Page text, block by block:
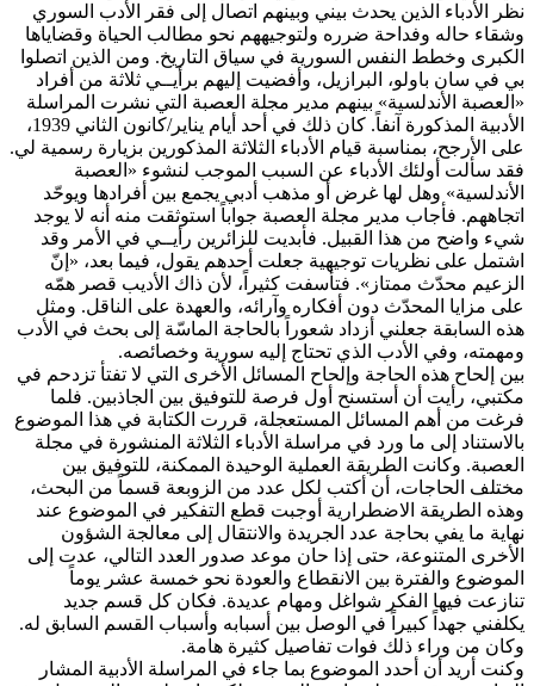
نظر الأدباء الذين يحدث بيني وبينهم اتصال إلى فقر الأدب السوري
وشقاء حاله وفداحة ضرره ولتوجيههم نحو مطالب الحياة وقضاياها
الكبرى وخطط النفس السورية في سياق التاريخ. ومن الذين اتصلوا
بي في سان باولو، البرازيل، وأفضيت إليهم برأيــي ثلاثة من أفراد
«العصبة الأندلسية» بينهم مدير مجلة العصبة التي نشرت المراسلة
الأدبية المذكورة آنفاً. كان ذلك في أحد أيام يناير/كانون الثاني 1939،
على الأرجح، بمناسبة قيام الأدباء الثلاثة المذكورين بزيارة رسمية لي.
فقد سألت أولئك الأدباء عن السبب الموجب لنشوء «العصبة
الأندلسية» وهل لها غرض أو مذهب أدبي يجمع بين أفرادها ويوحّد
اتجاههم. فأجاب مدير مجلة العصبة جواباً استوثقت منه أنه لا يوجد
شيء واضح من هذا القبيل. فأبديت للزائرين رأيــي في الأمر وقد
اشتمل على نظريات توجيهية جعلت أحدهم يقول، فيما بعد، «إنّ
الزعيم محدّث ممتاز». فتأسفت كثيراً، لأن ذاك الأديب قصر همّه
على مزايا المحدّث دون أفكاره وآرائه، والعهدة على الناقل. ومثل
هذه السابقة جعلني أزداد شعوراً بالحاجة الماسّة إلى بحث في الأدب
ومهمته، وفي الأدب الذي تحتاج إليه سورية وخصائصه.
بين إلحاح هذه الحاجة وإلحاح المسائل الأخرى التي لا تفتأ تزدحم في
مكتبي، رأيت أن أستسنح أول فرصة للتوفيق بين الجاذبين. فلما
فرغت من أهم المسائل المستعجلة، قررت الكتابة في هذا الموضوع
بالاستناد إلى ما ورد في مراسلة الأدباء الثلاثة المنشورة في مجلة
العصبة. وكانت الطريقة العملية الوحيدة الممكنة، للتوفيق بين
مختلف الحاجات، أن أكتب لكل عدد من الزوبعة قسماً من البحث،
وهذه الطريقة الاضطرارية أوجبت قطع التفكير في الموضوع عند
نهاية ما يفي بحاجة عدد الجريدة والانتقال إلى معالجة الشؤون
الأخرى المتنوعة، حتى إذا حان موعد صدور العدد التالي، عدت إلى
الموضوع والفترة بين الانقطاع والعودة نحو خمسة عشر يوماً
تنازعت فيها الفكر شواغل ومهام عديدة. فكان كل قسم جديد
يكلفني جهداً كبيراً في الوصل بين أسبابه وأسباب القسم السابق له.
وكان من وراء ذلك فوات تفاصيل كثيرة هامة.
وكنت أريد أن أحدد الموضوع بما جاء في المراسلة الأدبية المشار